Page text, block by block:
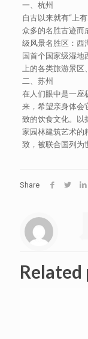
一、杭州
自古以来就有“上
众多的名胜古迹而
级风景名胜区：西
国首个国家级湿地
上的各类旅游景区
二、苏州
在人们眼中是一座
来，希望亲身体会
致的饮食文化。以
家园林建筑艺术的
致，被联合国列为
Share
Related